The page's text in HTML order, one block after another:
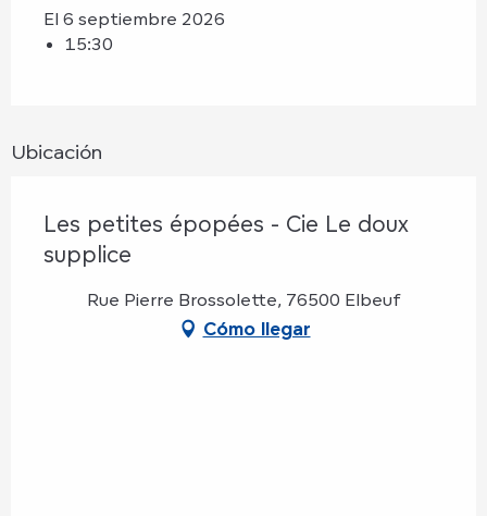
El 6 septiembre 2026
15:30
Ubicación
Les petites épopées - Cie Le doux
supplice
Rue Pierre Brossolette, 76500 Elbeuf
Cómo llegar